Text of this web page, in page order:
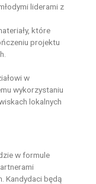
liderami z
które
projektu
w
wykorzystaniu
lokalnych
w formule
Kandydaci będą